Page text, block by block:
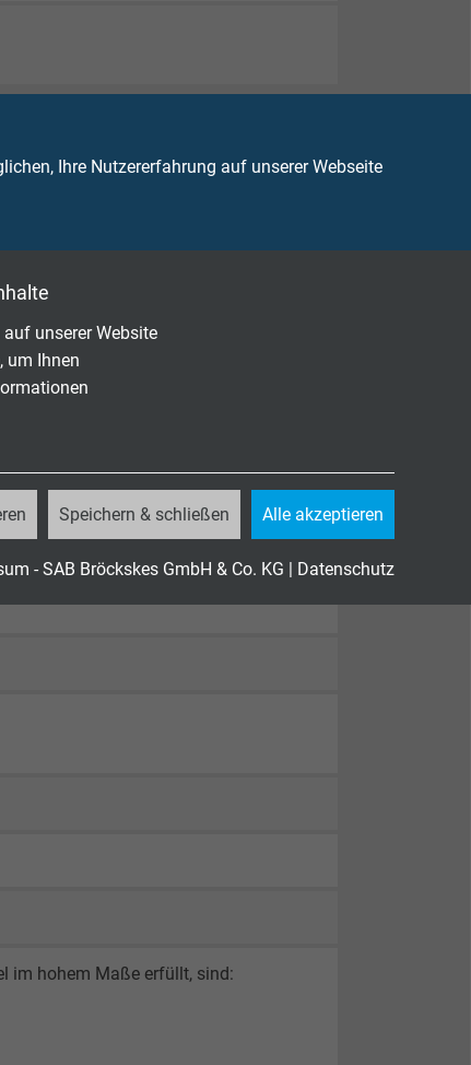
Ihre Nutzererfahrung auf unserer Webseite
unserer Website
um Ihnen
Speichern & schließen Alle akzeptieren
- SAB Bröckskes GmbH & Co. KG | Datenschutz
im hohem Maße erfüllt, sind: